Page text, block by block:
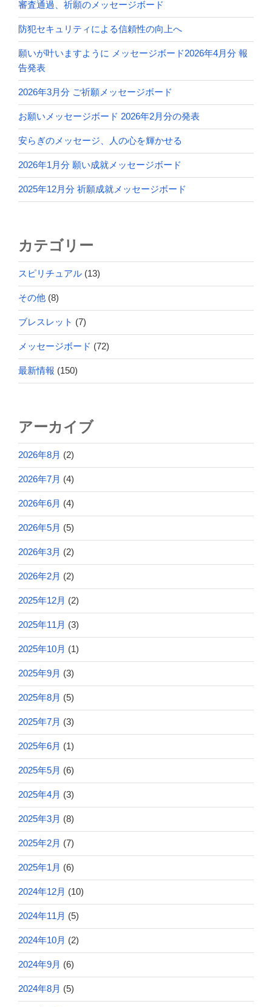
審査通過、祈願のメッセージボード
防犯セキュリティによる信頼性の向上へ
願いが叶いますように メッセージボード2026年4月分 報
告発表
2026年3月分 ご祈願メッセージボード
お願いメッセージボード 2026年2月分の発表
安らぎのメッセージ、人の心を輝かせる
2026年1月分 願い成就メッセージボード
2025年12月分 祈願成就メッセージボード
カテゴリー
スピリチュアル (13)
その他 (8)
ブレスレット (7)
メッセージボード (72)
最新情報 (150)
アーカイブ
2026年8月 (2)
2026年7月 (4)
2026年6月 (4)
2026年5月 (5)
2026年3月 (2)
2026年2月 (2)
2025年12月 (2)
2025年11月 (3)
2025年10月 (1)
2025年9月 (3)
2025年8月 (5)
2025年7月 (3)
2025年6月 (1)
2025年5月 (6)
2025年4月 (3)
2025年3月 (8)
2025年2月 (7)
2025年1月 (6)
2024年12月 (10)
2024年11月 (5)
2024年10月 (2)
2024年9月 (6)
2024年8月 (5)